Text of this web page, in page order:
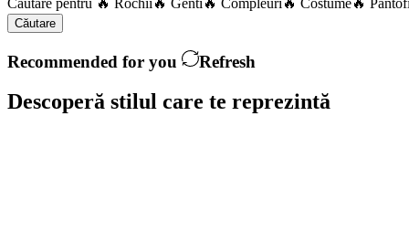
Căutare pentru 🔥 Rochii 🔥 Genti 🔥 Compleuri 🔥 Costume🔥
Căutare
Recommended for you Refresh
Descoperă stilul care te reprezintă